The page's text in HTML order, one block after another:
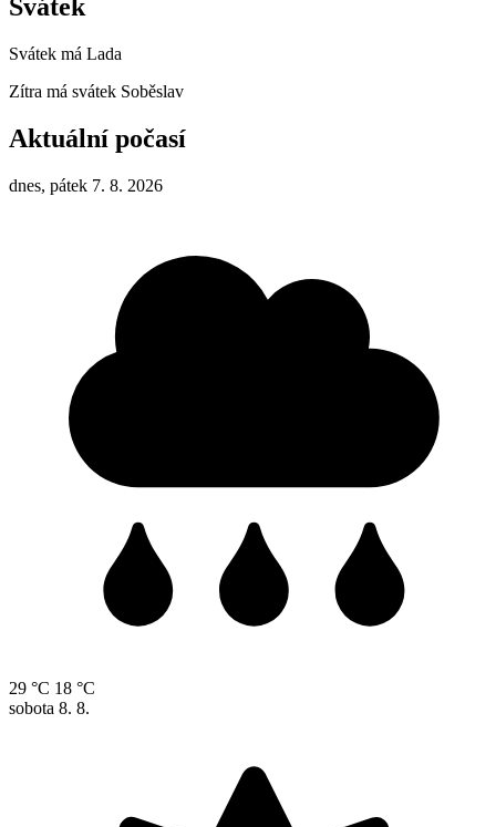
Svátek
Svátek má Lada
Zítra má svátek Soběslav
Aktuální počasí
dnes, pátek 7. 8. 2026
29 °C 18 °C
sobota 8. 8.